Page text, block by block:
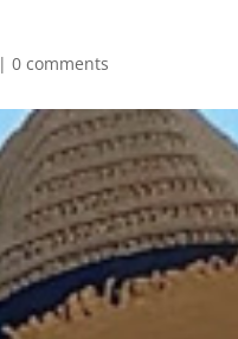
|0 comments